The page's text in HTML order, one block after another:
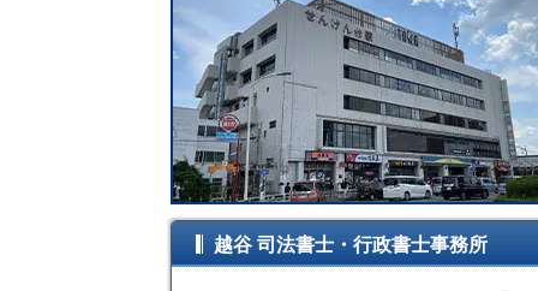
越谷 司法書士・行政書士事務所